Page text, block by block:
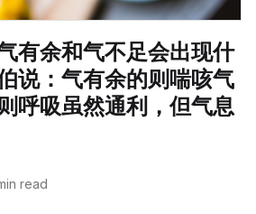
有余和气不足会出现什
说：气有余的则喘咳气
呼吸虽然通利，但气息
read